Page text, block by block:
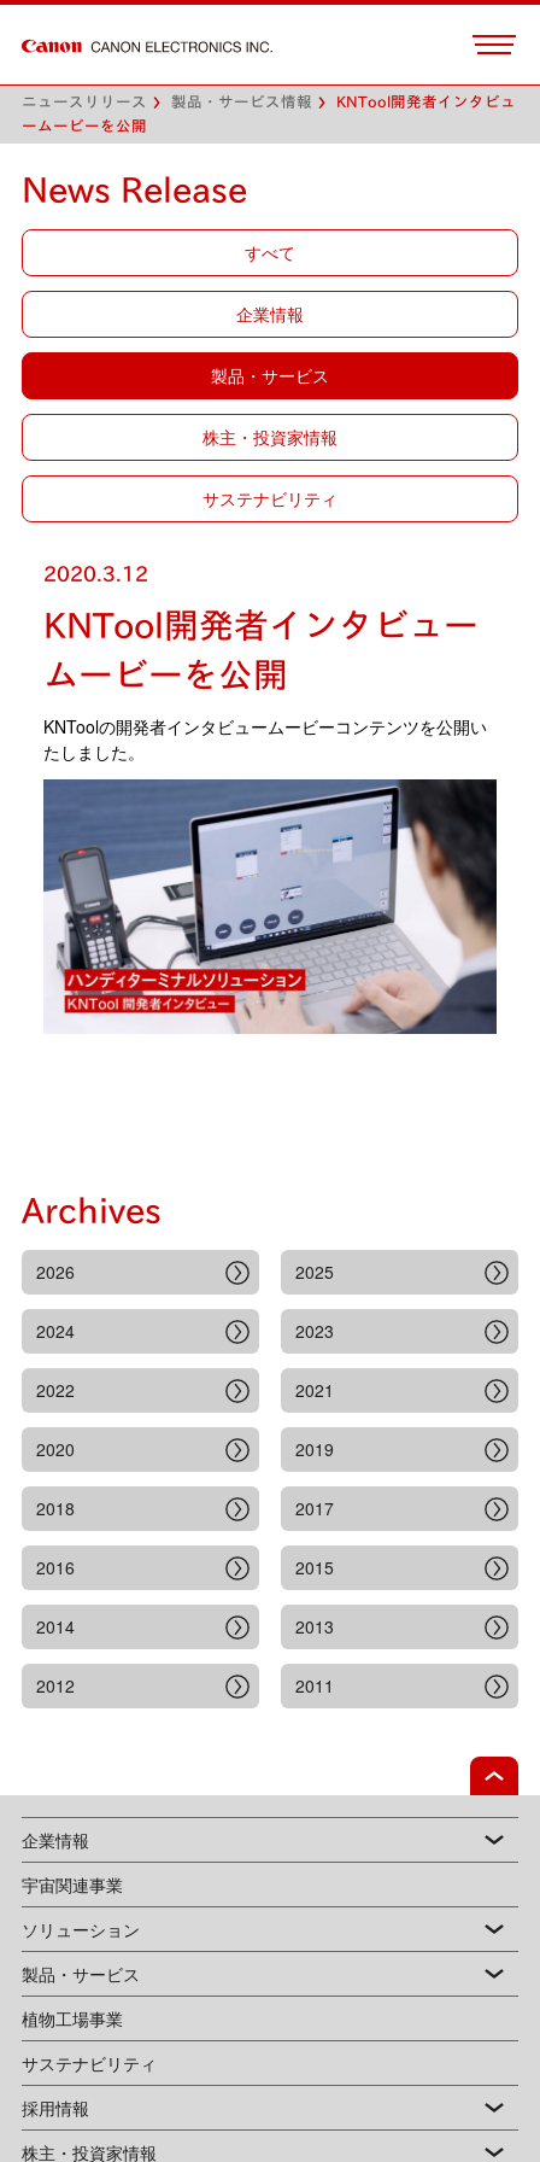
ニュースリリース 製品・サービス情報
KNTool開発者インタビュ
ームービーを公開
News Release
すべて
企業情報
製品・サービス
株主・投資家情報
サステナビリティ
2020.3.12
KNTool開発者インタビュー
ムービーを公開
KNToolの開発者インタビュームービーコンテンツを公開い
たしました。
Archives
2026 2025
2024 2023
2022 2021
2020 2019
2018 2017
2016 2015
2014 2013
2012 2011
企業情報
宇宙関連事業
ソリューション
製品・サービス
植物工場事業
サステナビリティ
採用情報
株主・投資家情報